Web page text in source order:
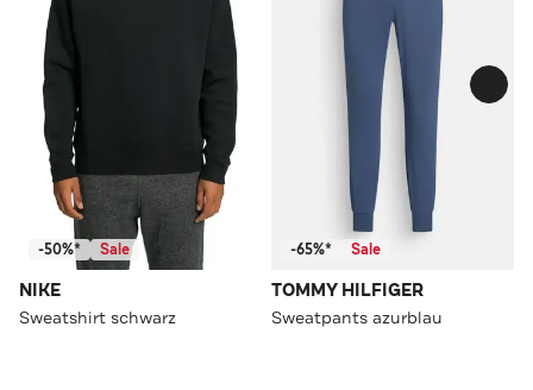
-50%* Sale
NIKE
Sweatshirt schwarz
-65%* Sale
TOMMY HILFIGER
Sweatpants azurblau